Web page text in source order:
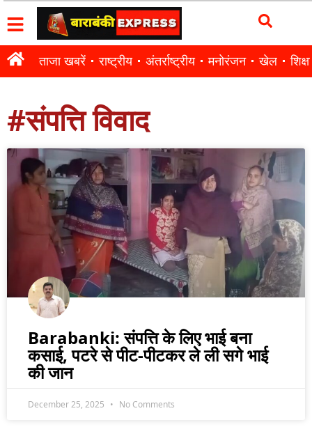
ताजा खबरें राष्ट्रीय अंतर्राष्ट्रीय मनोरंजन खेल शिक्षा
#संपत्ति विवाद
Barabanki: संपत्ति के लिए भाई बना
कसाई, पटरे से पीट-पीटकर ले ली सगे भाई
की जान
December 25, 2025 No Comments